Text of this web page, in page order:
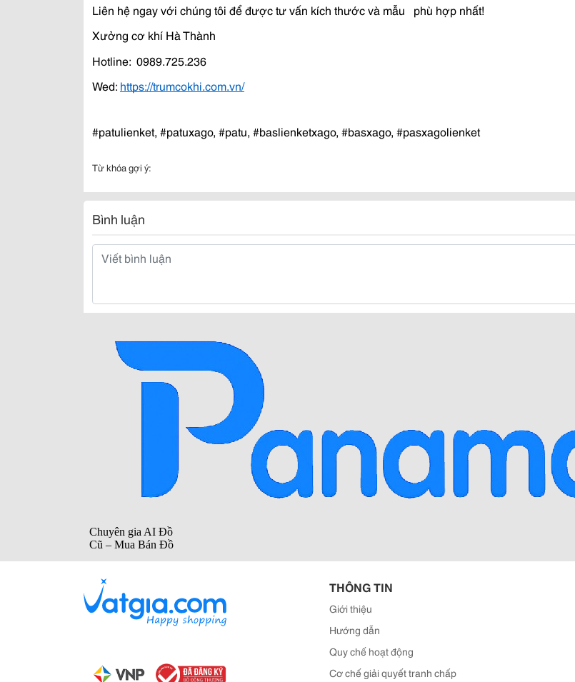
Liên hệ ngay với chúng tôi để được tư vấn kích thước và mẫu   phù hợp nhất!
Xưởng cơ khí Hà Thành
Hotline:  0989.725.236
Wed: https://trumcokhi.com.vn/
#patulienket, #patuxago, #patu, #baslienketxago, #basxago, #pasxagolienket
Từ khóa gợi ý:
Bình luận
THÔNG TIN
Giới thiệu
Hướng dẫn
Quy chế hoạt động
Cơ chế giải quyết tranh chấp